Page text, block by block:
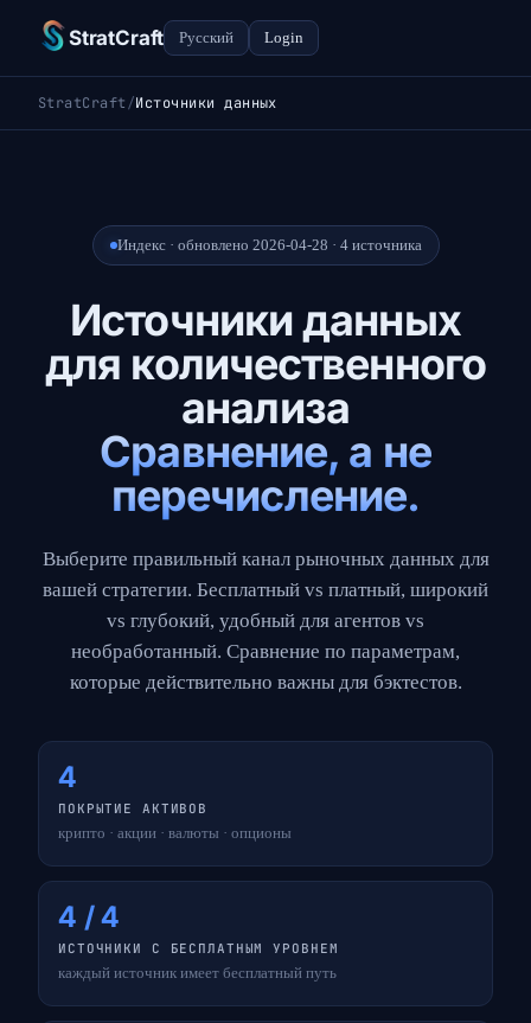
StratCraft Русский Login
StratCraft/Источники данных
Индекс · обновлено 2026-04-28 · 4 источника
Источники данных
для количественного
анализа
Сравнение, а не
перечисление.
Выберите правильный канал рыночных данных для
вашей стратегии. Бесплатный vs платный, широкий
vs глубокий, удобный для агентов vs
необработанный. Сравнение по параметрам,
которые действительно важны для бэктестов.
4
ПОКРЫТИЕ АКТИВОВ
крипто · акции · валюты · опционы
4 / 4
ИСТОЧНИКИ С БЕСПЛАТНЫМ УРОВНЕМ
каждый источник имеет бесплатный путь